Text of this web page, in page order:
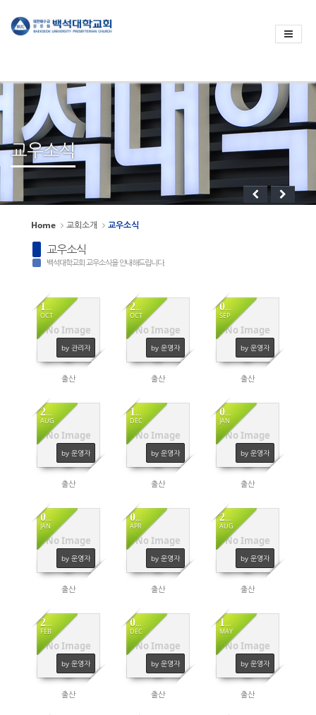
교우소식
Home 교회소개 교우소식
교우소식
백석대학교회 교우소식을 안내해드립니다.
No Image
15
OCT
by 관리자
4566
출산
No Image
29
OCT
by 운영자
903
출산
No Image
06
SEP
by 운영자
4361
출산
No Image
28
AUG
by 운영자
2549
출산
No Image
15
DEC
by 운영자
2589
출산
No Image
07
JAN
by 운영자
2609
출산
No Image
07
JAN
by 운영자
2358
출산
No Image
01
APR
by 운영자
894
출산
No Image
24
AUG
by 운영자
2340
출산
No Image
26
FEB
by 운영자
2686
출산
No Image
06
DEC
by 운영자
932
출산
No Image
17
MAY
by 운영자
672
출산
스케치북5
스케치북5